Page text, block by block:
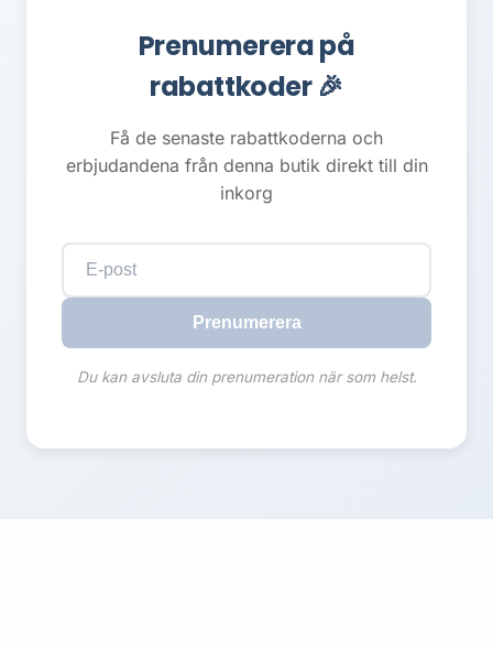
Prenumerera på
rabattkoder 🎉
Få de senaste rabattkoderna och
erbjudandena från denna butik direkt till din
inkorg
Prenumerera
Du kan avsluta din prenumeration när som helst.